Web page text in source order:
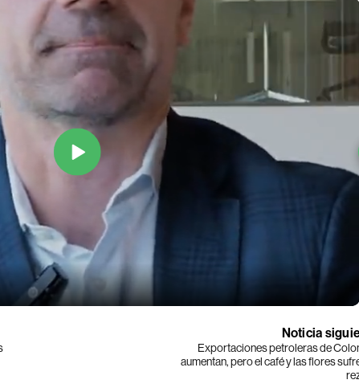
Noticia
Exportaciones petroleras de
aumentan, pero el café y las flores